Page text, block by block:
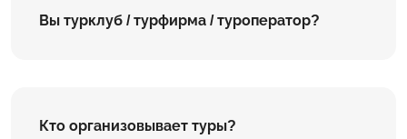
Вы турклуб / турфирма / туроператор?
Кто организовывает туры?